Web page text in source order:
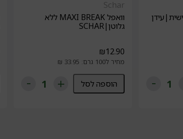
Schar
וואפל MAXI BREAK ללא
גלוטן|SCHAR
₪12.90
מחיר ל100 גרם: 33.95 ₪
הוספה לסל